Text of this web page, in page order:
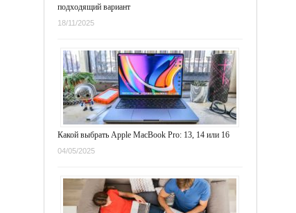
подходящий вариант
18/11/2025
Какой выбрать Apple MacBook Pro: 13, 14 или 16
04/05/2025